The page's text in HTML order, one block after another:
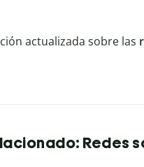
actualizada sobre las
Redes